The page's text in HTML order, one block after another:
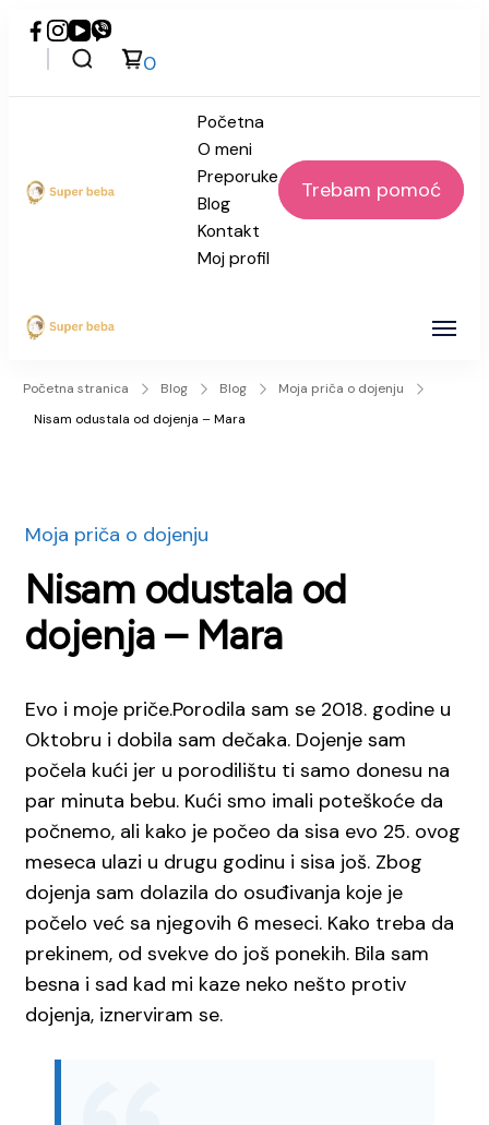
0
Super beba
Početna
O meni
Preporuke
Blog
Kontakt
Moj profil
Trebam pomoć
Početna stranica Blog Blog
Moja priča o dojenju
Nisam odustala od dojenja – Mara
Moja priča o dojenju
Nisam odustala od
dojenja – Mara
Evo i moje priče.Porodila sam se 2018. godine u
Oktobru i dobila sam dečaka. Dojenje sam
počela kući jer u porodilištu ti samo donesu na
par minuta bebu. Kući smo imali poteškoće da
počnemo, ali kako je počeo da sisa evo 25. ovog
meseca ulazi u drugu godinu i sisa još. Zbog
dojenja sam dolazila do osuđivanja koje je
počelo već sa njegovih 6 meseci. Kako treba da
prekinem, od svekve do još ponekih. Bila sam
besna i sad kad mi kaze neko nešto protiv
dojenja, iznerviram se.